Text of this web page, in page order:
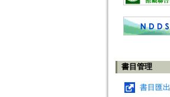
書目管理
書目匯出